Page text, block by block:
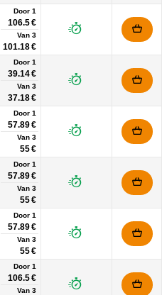
Door 1
106.5 €
Van 3
101.18 €
Door 1
39.14 €
Van 3
37.18 €
Door 1
57.89 €
Van 3
55 €
Door 1
57.89 €
Van 3
55 €
Door 1
57.89 €
Van 3
55 €
Door 1
106.5 €
Van 3